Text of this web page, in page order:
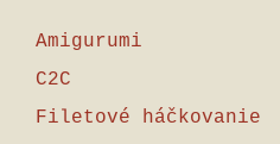
Amigurumi
C2C
Filetové háčkovanie